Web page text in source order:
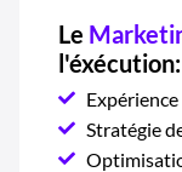
Le
l'éxécution:
Stratégie